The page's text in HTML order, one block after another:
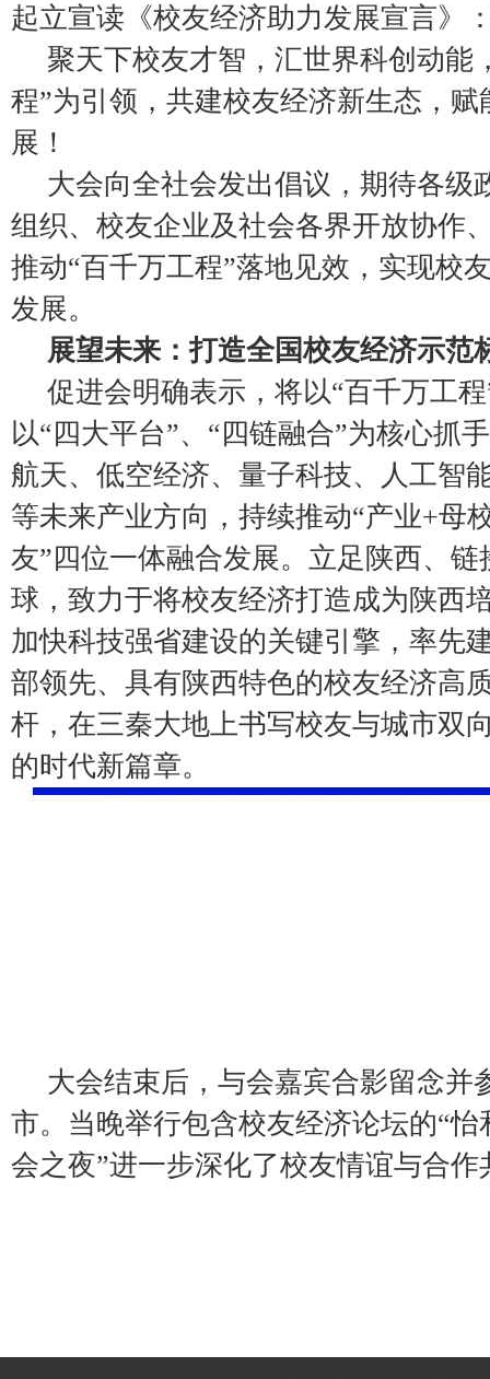
起立宣读《校友经济助力发展宣言》
聚天下校友才智，汇世界科创动能
程”为引领，共建校友经济新生态，
展！
大会向全社会发出倡议，期待各级
组织、校友企业及社会各界开放协作
推动“百千万工程”落地见效，实现校
发展。
展望未来：打造全国校友经济示范
促进会明确表示，将以“百千万工
以“四大平台”、“四链融合”为核心抓
航天、低空经济、量子科技、人工智
等未来产业方向，持续推动“产业+母
友”四位一体融合发展。立足陕西、
球，致力于将校友经济打造成为陕西
加快科技强省建设的关键引擎，率先
部领先、具有陕西特色的校友经济高
杆，在三秦大地上书写校友与城市双
的时代新篇章。
大会结束后，与会嘉宾合影留念并
市。当晚举行包含校友经济论坛的“
会之夜”进一步深化了校友情谊与合作